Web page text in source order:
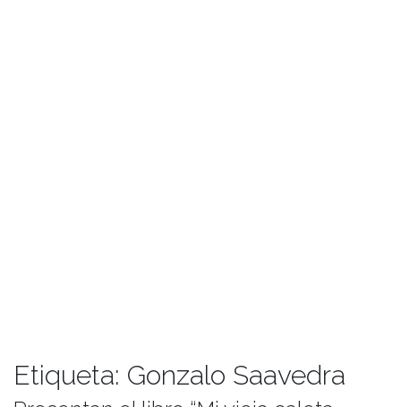
Etiqueta: Gonzalo Saavedra